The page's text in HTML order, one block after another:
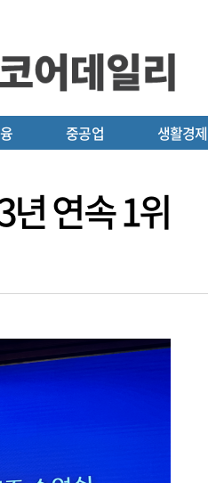
중공업 생활경제
연속 1위